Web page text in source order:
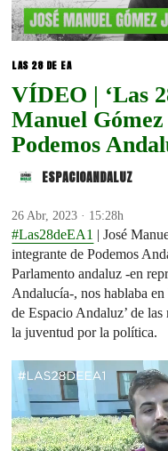
LAS 28 DE EA
VÍDEO | ‘Las
Manuel
Podemos
ESPACIOANDALUZ
26 Abr, 2023 · 15:28h
#Las28deEA1 | José
integrante de Podemos
Parlamento andaluz -en
Andalucía-, nos hablaba
de Espacio Andaluz’ de
la juventud por la política.